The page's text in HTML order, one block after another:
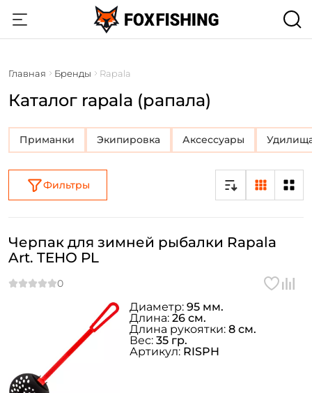
Главная Бренды Rapala
Каталог rapala (рапала)
Приманки Экипировка Аксессуары
Фильтры
Черпак для зимней рыбалки Rapala
Art. TEHO PL
Диаметр: 95 мм.
Длина: 26 см.
Длина рукоятки: 8 см.
Вес: 35 гр.
Артикул: RISPH